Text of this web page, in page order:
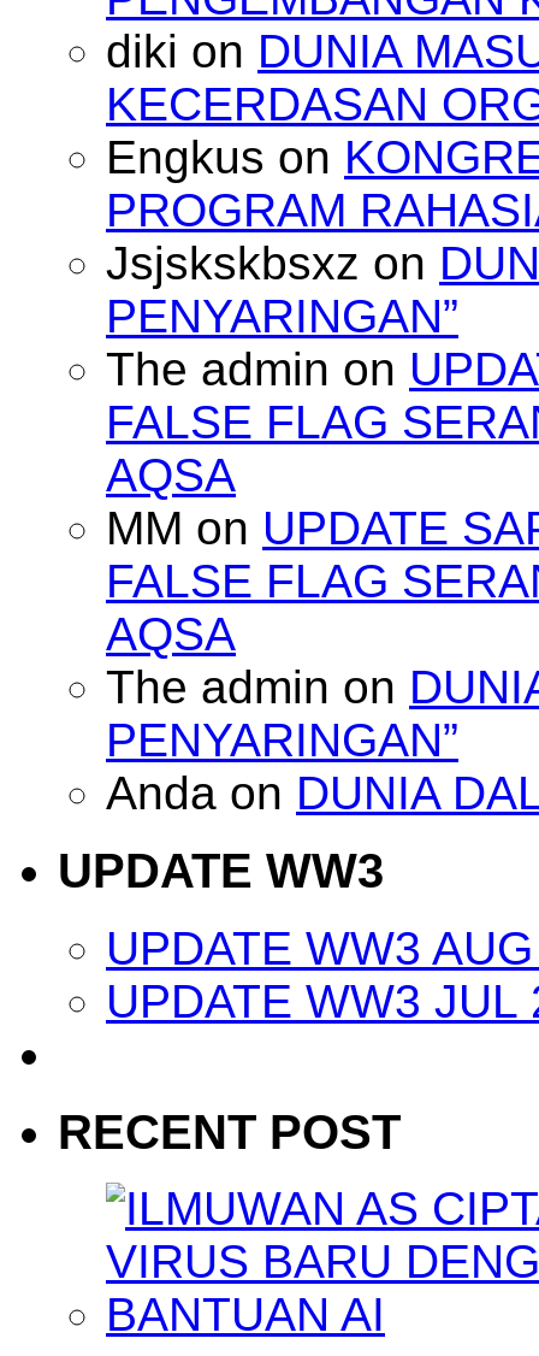
diki on DUNIA
KECERDASAN
Engkus on
PROGRAM
Jsjskskbsxz on
PENYARINGAN”
The admin on
FALSE FLAG
AQSA
MM on UPDATE
FALSE FLAG
AQSA
The admin on
PENYARINGAN”
Anda on DUNIA
UPDATE WW3
UPDATE WW3
UPDATE WW3 JUL
RECENT POST